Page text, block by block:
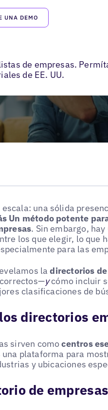
UNA DEMO
de empresas.
de EE. UU.
una sólida
Un método potente
. Sin embargo,
los que elegir, lo que
para las
ladirectorios
ycómo incluir
clasificaciones de
directorios
sirven comocentros
plataforma para
y ubicaciones
de